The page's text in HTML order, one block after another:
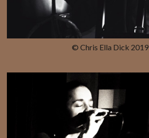
© Chris Ella Dick 2019